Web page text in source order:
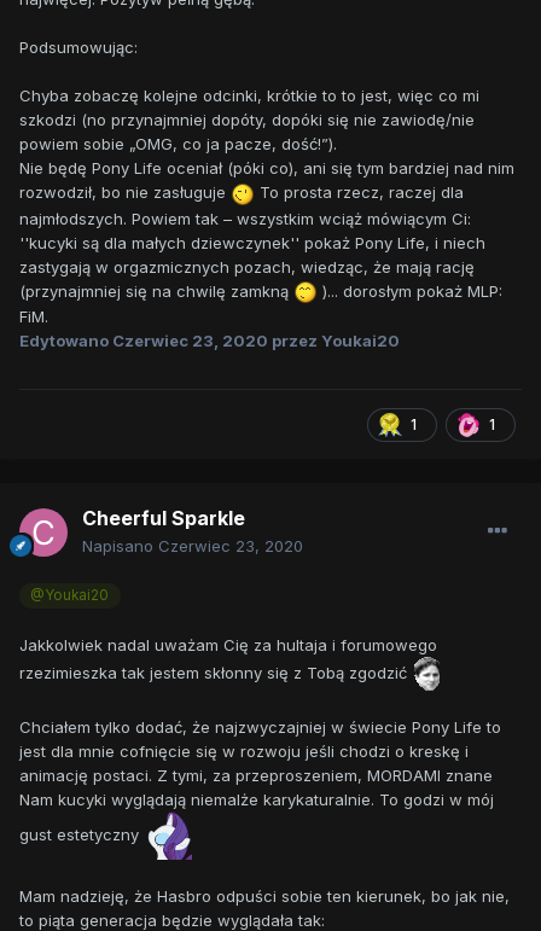
Podsumowując:
Chyba zobaczę kolejne odcinki, krótkie to to jest, więc co mi
szkodzi (no przynajmniej dopóty, dopóki się nie zawiodę/nie
powiem sobie „OMG, co ja pacze, dość!”).
Nie będę Pony Life oceniał (póki co), ani się tym bardziej nad nim
rozwodził, bo nie zasługuje
To prosta rzecz, raczej dla
najmłodszych. Powiem tak – wszystkim wciąż mówiącym Ci:
''kucyki są dla małych dziewczynek'' pokaż Pony Life, i niech
zastygają w orgazmicznych pozach, wiedząc, że mają rację
(przynajmniej się na chwilę zamkną
)... dorosłym pokaż MLP:
FiM.
Edytowano Czerwiec 23, 2020 przez Youkai20
1 1
Cheerful Sparkle
Napisano Czerwiec 23, 2020
@Youkai20
Jakkolwiek nadal uważam Cię za hultaja i forumowego
rzezimieszka tak jestem skłonny się z Tobą zgodzić
Chciałem tylko dodać, że najzwyczajniej w świecie Pony Life to
jest dla mnie cofnięcie się w rozwoju jeśli chodzi o kreskę i
animację postaci. Z tymi, za przeproszeniem, MORDAMI znane
Nam kucyki wyglądają niemalże karykaturalnie. To godzi w mój
gust estetyczny
Mam nadzieję, że Hasbro odpuści sobie ten kierunek, bo jak nie,
to piąta generacja będzie wyglądała tak: